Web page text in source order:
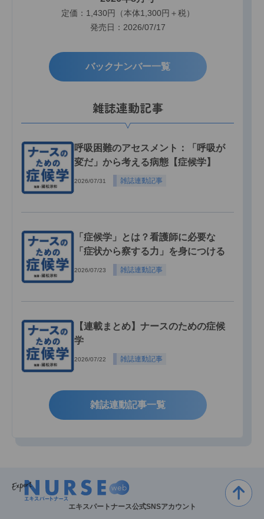
定価：1,430円（本体1,300円＋税）
発売日：2026/07/17
バックナンバー一覧
雑誌連動記事
呼吸困難のアセスメント：「呼吸が
変だ」から考える病態【症候学】
2026/07/31 雑誌連動記事
「症候学」とは？看護師に必要な
「症状から察する力」を身につける
2026/07/23 雑誌連動記事
【連載まとめ】ナースのための症候
学
2026/07/22 雑誌連動記事
雑誌連動記事一覧
エキスパートナース公式SNSアカウント